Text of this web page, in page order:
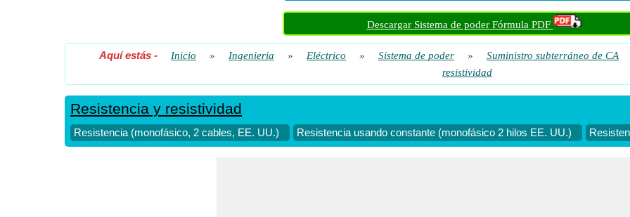
Resistividad utilizando el área de la sección transversal (EE. UU. monofásico
hilos)
Resistividad utilizando el volumen del material conductor (monofásico, 2
Resistividad utilizando pérdidas de línea (EE. UU. monofásico de 2 hilos)
Descargar Sistema de poder Fórmula PDF
Aquí estás - Inicio » Ingenieria » Eléctrico » Sistema de poder » Suministro subterráneo de CA
resistividad
Resistencia y resistividad
Resistencia (monofásico, 2 cables, EE. UU.) Resistencia usando constante (monofásico 2 hilos EE. UU.)